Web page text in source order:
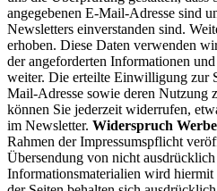
angegebenen E-Mail-Adresse sind
Newsletters einverstanden sind.
erhoben. Diese Daten verwenden
der angeforderten Informationen
weiter. Die erteilte Einwilligung zur
Mail-Adresse sowie deren Nutzung
können Sie jederzeit widerrufen,
im Newsletter. Widerspruch
Rahmen der Impressumspflicht
Übersendung von nicht
Informationsmaterialien wird